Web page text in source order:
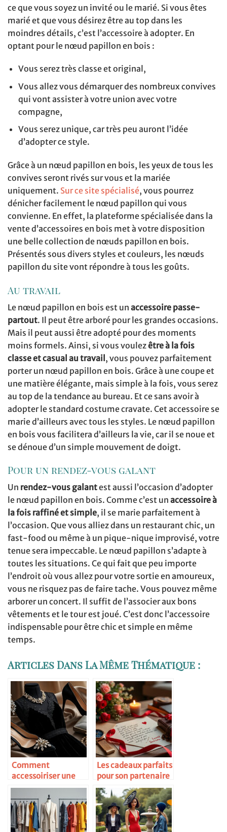
ce que vous soyez un invité ou le marié. Si vous êtes
marié et que vous désirez être au top dans les
moindres détails, c’est l’accessoire à adopter. En
optant pour le nœud papillon en bois :
Vous serez très classe et original,
Vous allez vous démarquer des nombreux convives
qui vont assister à votre union avec votre
compagne,
Vous serez unique, car très peu auront l’idée
d’adopter ce style.
Grâce à un nœud papillon en bois, les yeux de tous les
convives seront rivés sur vous et la mariée
uniquement. Sur ce site spécialisé, vous pourrez
dénicher facilement le nœud papillon qui vous
convienne. En effet, la plateforme spécialisée dans la
vente d’accessoires en bois met à votre disposition
une belle collection de nœuds papillon en bois.
Présentés sous divers styles et couleurs, les nœuds
papillon du site vont répondre à tous les goûts.
Au travail
Le nœud papillon en bois est un accessoire passe-
partout. Il peut être arboré pour les grandes occasions.
Mais il peut aussi être adopté pour des moments
moins formels. Ainsi, si vous voulezêtre à la fois
classe et casual au travail, vous pouvez parfaitement
porter un nœud papillon en bois. Grâce à une coupe et
une matière élégante, mais simple à la fois, vous serez
au top de la tendance au bureau. Et ce sans avoir à
adopter le standard costume cravate. Cet accessoire se
marie d’ailleurs avec tous les styles. Le nœud papillon
en bois vous facilitera d’ailleurs la vie, car il se noue et
se dénoue d’un simple mouvement de doigt.
Pour un rendez-vous galant
Un rendez-vous galantest aussi l’occasion d’adopter
le nœud papillon en bois. Comme c’est un accessoire à
la fois raffiné et simple, il se marie parfaitement à
l’occasion. Que vous alliez dans un restaurant chic, un
fast-food ou même à un pique-nique improvisé, votre
tenue sera impeccable. Le nœud papillon s’adapte à
toutes les situations. Ce qui fait que peu importe
l’endroit où vous allez pour votre sortie en amoureux,
vous ne risquez pas de faire tache. Vous pouvez même
arborer un concert. Il suffit de l’associer aux bons
vêtements et le tour est joué. C’est donc l’accessoire
indispensable pour être chic et simple en même
temps.
Articles Dans La Même Thématique :
Comment
accessoiriser une
petite robe noire
Les cadeaux parfaits
pour son partenaire